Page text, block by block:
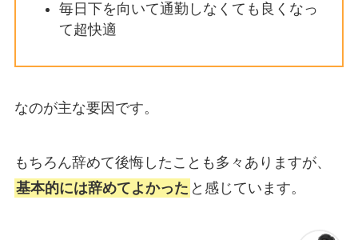
毎日下を向いて通勤しなくても良くなっ
て超快適
なのが主な要因です。
もちろん辞めて後悔したことも多々ありますが、
基本的には辞めてよかった と感じています。